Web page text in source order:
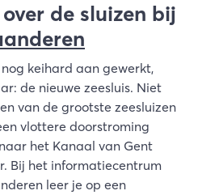
de sluizen bij
keihard aan gewerkt,
de nieuwe zeesluis. Niet
van de grootste zeesluizen
vlottere doorstroming
het Kanaal van Gent
Bij het informatiecentrum
leer je op een